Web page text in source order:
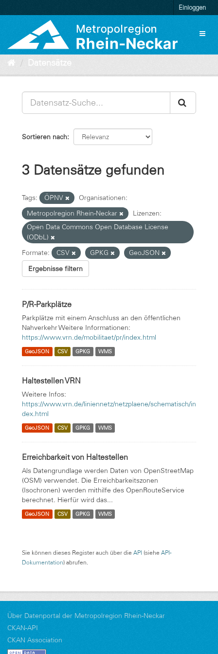
zum
Einloggen
Datensätze
Sortieren nach
3 Datensätze gefunden
Tags: ÖPNV
Organisationen:
Metropolregion Rhein-Neckar
Lizenzen:
Open Data Commons Open Database License
(ODbL)
Formate:
CSV GPKG
GeoJSON
Ergebnisse filtern
P/R-Parkplätze
Parkplätze mit einem Anschluss an den öffentlichen
Nahverkehr Weitere Informationen:
https://www.vrn.de/mobilitaet/pr/index.html
GeoJSON CSV GPKG WMS
Haltestellen VRN
Weitere Infos:
https://www.vrn.de/liniennetz/netzplaene/schematisch/in
dex.html
GeoJSON CSV GPKG WMS
Erreichbarkeit von Haltestellen
Als Datengrundlage werden Daten von OpenStreetMap
(OSM) verwendet. Die Erreichbarkeitszonen
(Isochronen) werden mithilfe des OpenRouteService
berechnet. Hierfür wird das...
GeoJSON CSV GPKG WMS
Sie können dieses Register auch über die API (siehe API-
Dokumentation) abrufen.
Über Datenportal der Metropolregion Rhein-Neckar
CKAN-API
CKAN Association